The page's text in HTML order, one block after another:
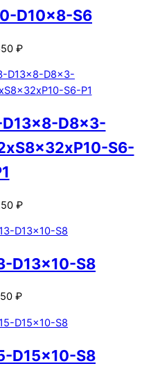
D10x8-S6
₽
D8x3-
S6-
₽
D13x10-S8
₽
D15x10-S8